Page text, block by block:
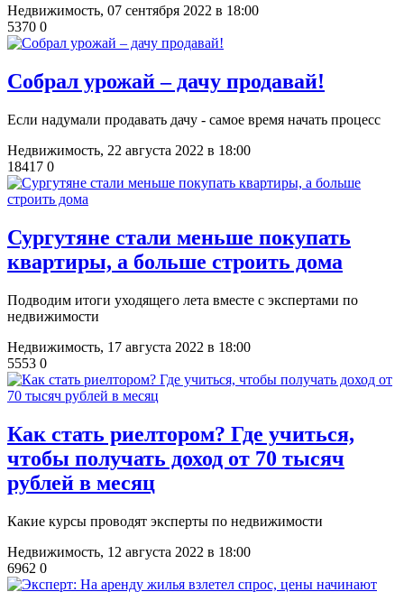
Недвижимость, 07 сентября 2022 в 18:00
5370 0
Собрал урожай – дачу продавай!
Если надумали продавать дачу - самое время начать процесс
Недвижимость, 22 августа 2022 в 18:00
18417 0
​Сургутяне стали меньше покупать
квартиры, а больше строить дома
Подводим итоги уходящего лета вместе с экспертами по
недвижимости
Недвижимость, 17 августа 2022 в 18:00
5553 0
​Как стать риелтором? Где учиться,
чтобы получать доход от 70 тысяч
рублей в месяц
Какие курсы проводят эксперты по недвижимости
Недвижимость, 12 августа 2022 в 18:00
6962 0